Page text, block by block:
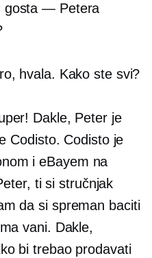
gosta — Petera
hvala. Kako ste svi?
Dakle, Peter je
Codisto. Codisto je
i eBayem na
ti si stručnjak
da si spreman baciti
vani. Dakle,
bi trebao prodavati